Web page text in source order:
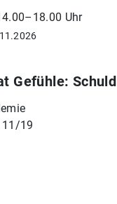
Uhr
Gefühle: Schuld
11/19